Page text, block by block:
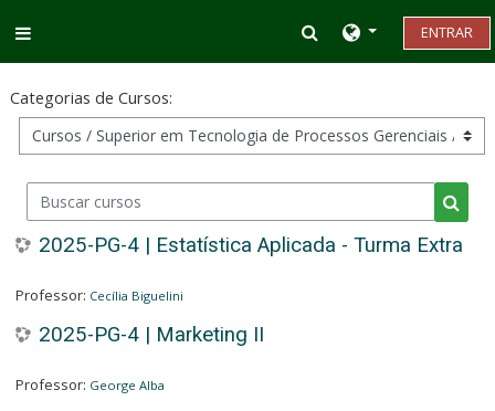
Alternar entrada
ENTRAR
Categorias de Cursos:
Buscar cursos
2025-PG-4 | Estatística Aplicada - Turma Extra
Professor: Cecília Biguelini
2025-PG-4 | Marketing II
Professor: George Alba